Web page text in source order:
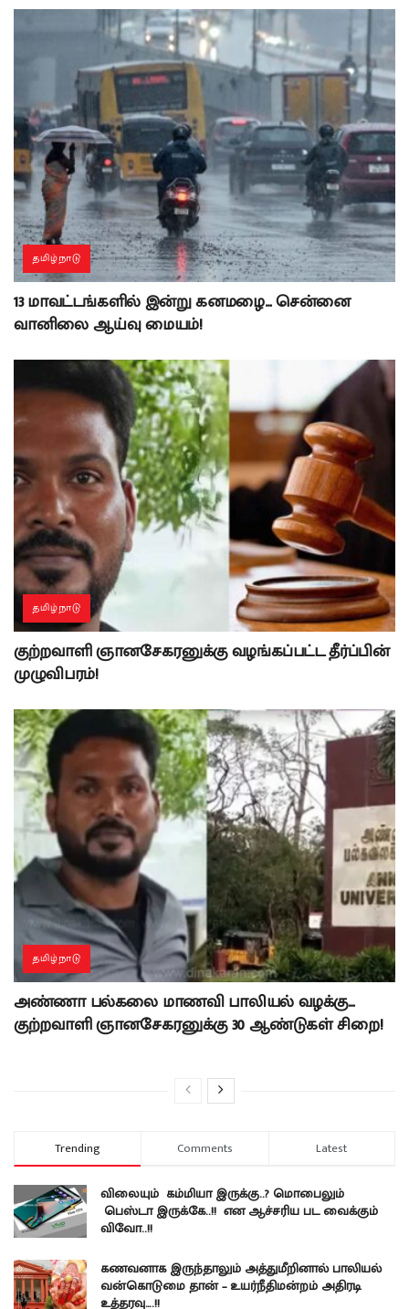
தமிழ்நாடு
13 மாவட்டங்களில் இன்று கனமழை… சென்னை
வானிலை ஆய்வு மையம்!
தமிழ்நாடு
குற்றவாளி ஞானசேகரனுக்கு வழங்கப்பட்ட தீர்ப்பின்
முழுவிபரம்!
தமிழ்நாடு
அண்ணா பல்கலை மாணவி பாலியல் வழக்கு…
குற்றவாளி ஞானசேகரனுக்கு 30 ஆண்டுகள் சிறை!
Trending Comments Latest
விலையும் கம்மியா இருக்கு..? மொபைலும்
பெஸ்டா இருக்கே..!! என ஆச்சரிய பட வைக்கும்
விவோ..!!
கணவனாக இருந்தாலும் அத்துமீறினால் பாலியல்
வன்கொடுமை தான் – உயர்நீதிமன்றம் அதிரடி
உத்தரவு….!!